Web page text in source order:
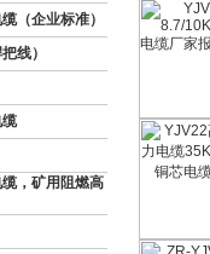
（企业标准）
线）
缆
，矿用阻燃高